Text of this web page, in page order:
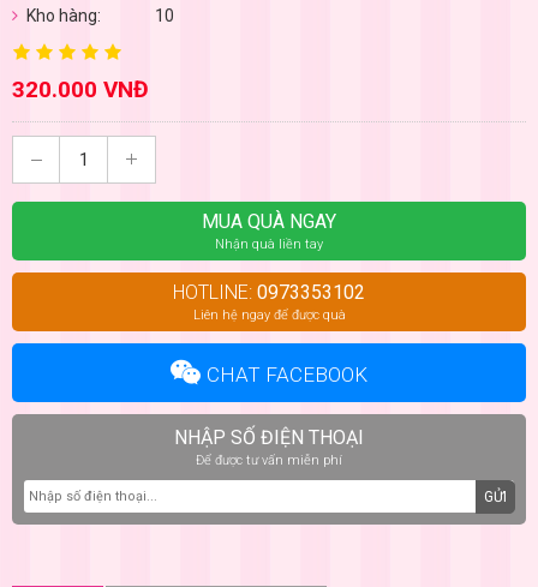
Kho hàng:
10
320.000 VNĐ
MUA QUÀ NGAY
Nhận quà liền tay
HOTLINE: 0973353102
Liên hệ ngay để được quà
CHAT FACEBOOK
NHẬP SỐ ĐIỆN THOẠI
Để được tư vấn miễn phí
GỬI